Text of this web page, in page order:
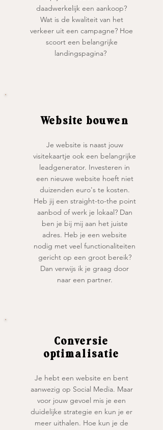
daadwerkelijk een aankoop?
Wat is de kwaliteit van het
verkeer uit een campagne? Hoe
scoort een belangrijke
landingspagina?
Website bouwen
Je website is naast jouw
visitekaartje ook een belangrijke
leadgenerator. Investeren in
een nieuwe website hoeft niet
duizenden euro's te kosten.
Heb jij een straight-to-the point
aanbod of werk je lokaal? Dan
ben je bij mij aan het juiste
adres. Heb je een website
nodig met veel functionaliteiten
gericht op een groot bereik?
Dan verwijs ik je graag door
naar een partner.
Conversie
optimalisatie
Je hebt een website en bent
aanwezig op Social Media. Maar
voor jouw gevoel mis je een
duidelijke strategie en kun je er
meer uithalen. Hoe kun je de